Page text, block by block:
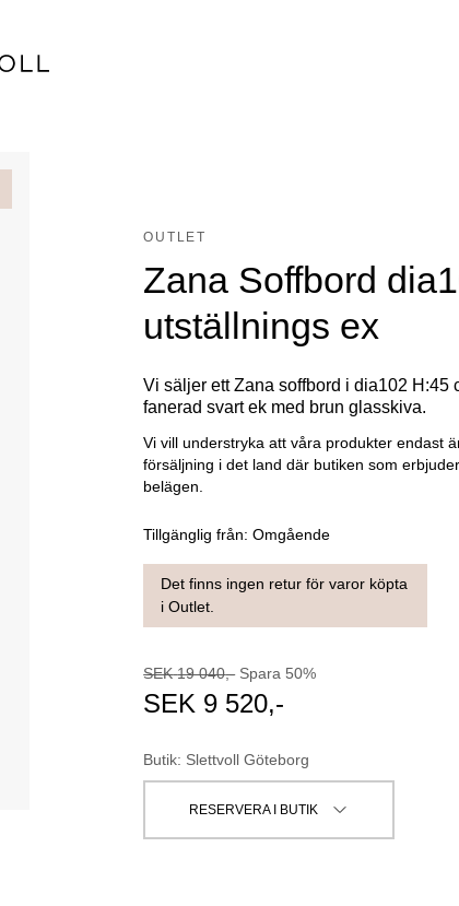
OUTLET
Zana Soffbord
utställnings ex
Vi säljer ett Zana soffbord i dia102 H:45
fanerad svart ek med brun glasskiva.
Vi vill understryka att våra produkter endast
försäljning i det land där butiken som
belägen.
Tillgänglig från:Omgående
Det finns ingen retur för varor köpta
i Outlet.
SEK 19 040,- Spara 50%
SEK 9 520,-
Butik: Slettvoll Göteborg
RESERVERA I BUTIK